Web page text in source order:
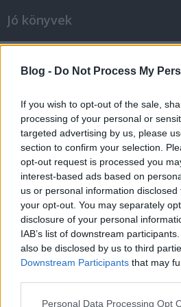
Blog - Do Not Process My
If you wish to opt-out of the sale,
processing of your personal or
targeted advertising by us, please
section to confirm your selection.
opt-out request is processed you
interest-based ads based on
us or personal information
your opt-out. You may separately
disclosure of your personal
IAB’s list of downstream
also be disclosed by us to third
Downstream Participants that may
Please note that this website/app
Personal Data Processing Opt
Jó könyvek
Rachel Joyce: Harold
valószínűtlen utazása
meseanyu•2013. július 31.
Nem tudom miért, de erről a
elsőre a Krumplihéjpite
(ne kérdezzétek, miért), és bár
kicsit, de a lelkem mélyén
élményt, annyira sok jóságot
az a könyv adott. Hát ez…
Hegyi Barbara: